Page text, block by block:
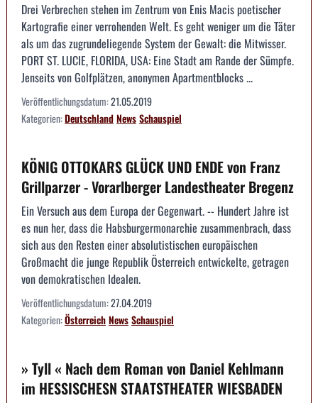
Drei Verbrechen stehen im Zentrum von Enis Macis poetischer
Kartografie einer verrohenden Welt. Es geht weniger um die Täter
als um das zugrundeliegende System der Gewalt: die Mitwisser.
PORT ST. LUCIE, FLORIDA, USA: Eine Stadt am Rande der Sümpfe.
Jenseits von Golfplätzen, anonymen Apartmentblocks ...
Veröffentlichungsdatum:21.05.2019
Kategorien:DeutschlandNewsSchauspiel
KÖNIG OTTOKARS GLÜCK UND ENDE von Franz
Grillparzer - Vorarlberger Landestheater Bregenz
Ein Versuch aus dem Europa der Gegenwart. -- Hundert Jahre ist
es nun her, dass die Habsburgermonarchie zusammenbrach, dass
sich aus den Resten einer absolutistischen europäischen
Großmacht die junge Republik Österreich entwickelte, getragen
von demokratischen Idealen.
Veröffentlichungsdatum:27.04.2019
Kategorien:ÖsterreichNewsSchauspiel
» Tyll « Nach dem Roman von Daniel Kehlmann
im HESSISCHESN STAATSTHEATER WIESBADEN